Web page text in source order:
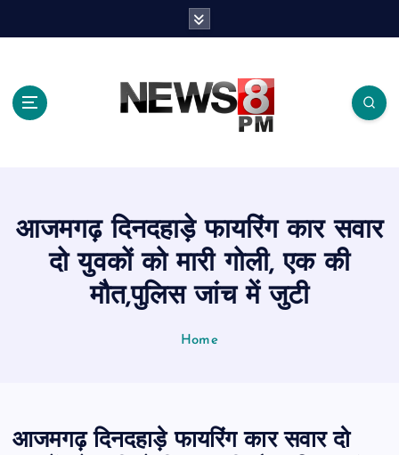
आजमगढ़ दिनदहाड़े फायरिंग कार सवार
दो युवकों को मारी गोली, एक की
मौत,पुलिस जांच में जुटी
Home
आजमगढ़ दिनदहाड़े फायरिंग कार सवार दो